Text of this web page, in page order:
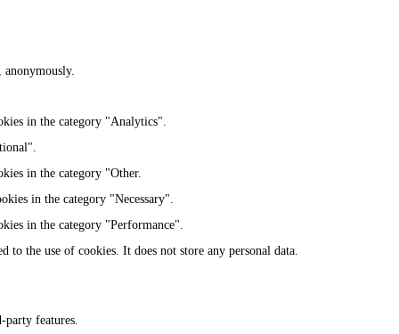
anonymously.
in the category "Analytics".
in the category "Other.
in the category "Necessary".
in the category "Performance".
to the use of cookies. It does not store any personal data.
party features.